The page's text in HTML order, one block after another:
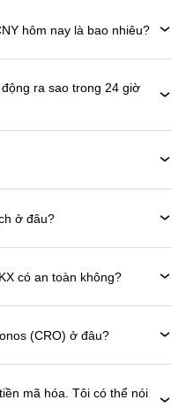
hôm nay là bao nhiêu?
ra sao trong 24 giờ
ở đâu?
có an toàn không?
(CRO) ở đâu?
mã hóa. Tôi có thể nói